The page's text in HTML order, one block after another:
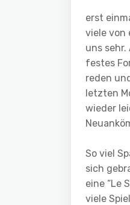
erst
viele von
uns
festes
reden
letzten
wieder
So viel
sich
eine “Le
viele